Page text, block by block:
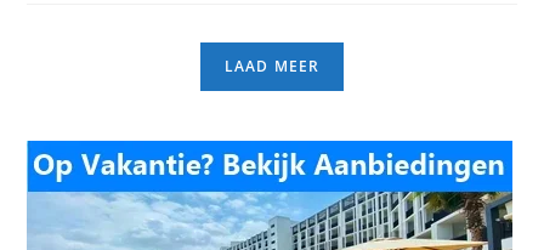
LAAD MEER